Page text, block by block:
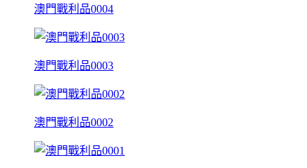
澳門戰利品0004
澳門戰利品0003
澳門戰利品0002